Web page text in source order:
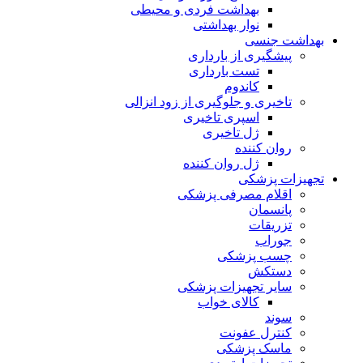
بهداشت فردی و محیطی
نوار بهداشتی
بهداشت جنسی
پیشگیری از بارداری
تست بارداری
کاندوم
تاخیری و جلوگیری از زود انزالی
اسپری تاخیری
ژل تاخیری
روان کننده
ژل روان کننده
تجهیزات پزشکی
اقلام مصرفی پزشکی
پانسمان
تزریقات
جوراب
چسب پزشکی
دستکش
سایر تجهیزات پزشکی
کالای خواب
سوند
کنترل عفونت
ماسک پزشکی